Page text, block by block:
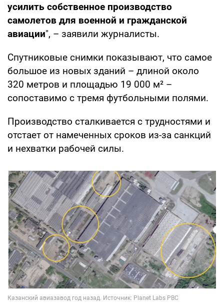
усилить собственное производство
самолетов для военной и гражданской
авиации", – заявили журналисты.
Спутниковые снимки показывают, что самое
большое из новых зданий – длиной около
320 метров и площадью 19 000 м² –
сопоставимо с тремя футбольными полями.
Производство сталкивается с трудностями и
отстает от намеченных сроков из-за санкций
и нехватки рабочей силы.